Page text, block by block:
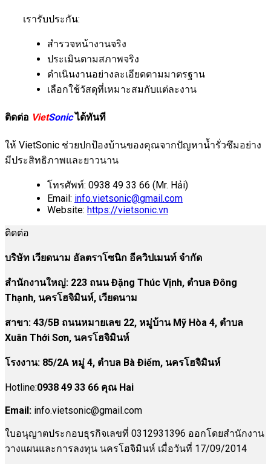
เรารับประกัน:
สำรวจหน้างานจริง
ประเมินตามสภาพจริง
ดำเนินงานอย่างละเอียดตามมาตรฐาน
เลือกใช้วัสดุที่เหมาะสมกับแต่ละงาน
ติดต่อ VietSonicได้ทันที
ให้ VietSonic ช่วยปกป้องบ้านของคุณจากปัญหาน้ำรั่วซึมอย่าง
มีประสิทธิภาพและยาวนาน
โทรศัพท์: 0938 49 33 66 (Mr. Hải)
Email: info.vietsonic@gmail.com
Website: https://vietsonic.vn
ติดต่อ
บริษัท เวียดนาม อัลตราโซนิก อีควิปเมนท์ จำกัด
สำนักงานใหญ่: 223 ถนน Đặng Thúc Vịnh, ตำบล Đông
Thạnh, นครโฮจิมินห์, เวียดนาม
สาขา: 43/5B ถนนหมายเลข 22, หมู่บ้าน Mỹ Hòa 4, ตำบล
Xuân Thới Sơn, นครโฮจิมินห์
โรงงาน: 85/2A หมู่ 4, ตำบล Bà Điểm, นครโฮจิมินห์
Hotline:0938 49 33 66 คุณ Hai
Email: info.vietsonic@gmail.com
ใบอนุญาตประกอบธุรกิจเลขที่ 0312931396 ออกโดยสำนักงาน
วางแผนและการลงทุน นครโฮจิมินห์ เมื่อวันที่ 17/09/2014